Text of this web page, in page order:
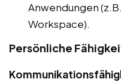
Anwendungen
Workspace).
Persönliche